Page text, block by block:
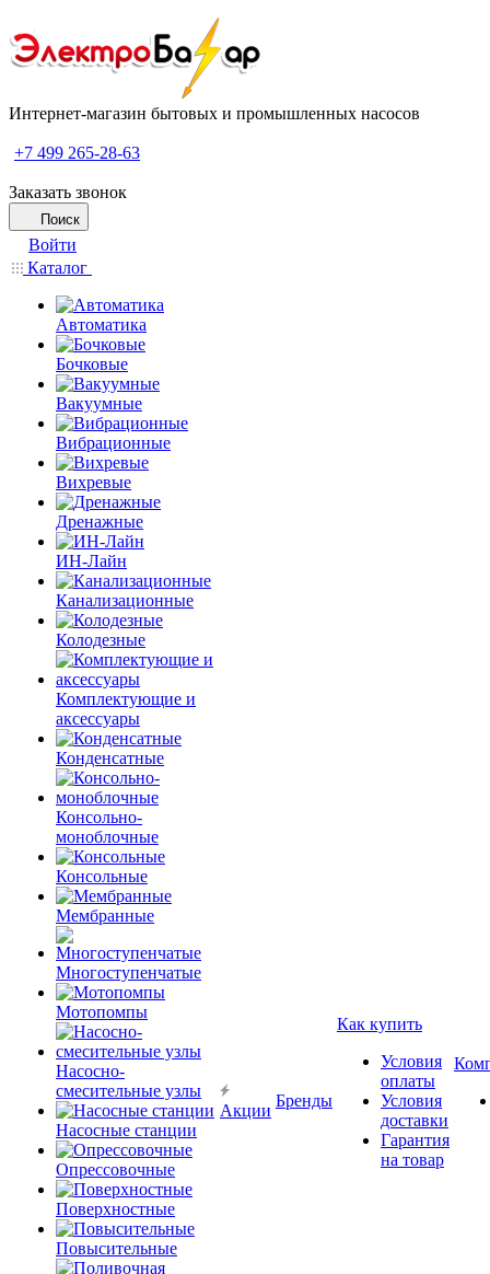
Интернет-магазин бытовых и промышленных насосов
+7 499 265-28-63
Заказать звонок
Поиск
Войти
Каталог
Автоматика
Бочковые
Вакуумные
Вибрационные
Вихревые
Дренажные
ИН-Лайн
Канализационные
Колодезные
Комплектующие и
аксессуары
Конденсатные
Консольно-
моноблочные
Консольные
Мембранные
Многоступенчатые
Мотопомпы
Насосно-
смесительные узлы
Насосные станции
Опрессовочные
Поверхностные
Повысительные
Акции
Бренды
Как купить
Условия
оплаты
Условия
доставки
Гарантия
на товар